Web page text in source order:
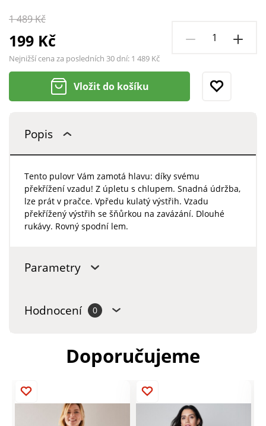
1 489 Kč
199 Kč
Nejnižší cena za posledních 30 dní: 1 489 Kč
Vložit do košíku
Popis
Tento pulovr Vám zamotá hlavu: díky svému
překřížení vzadu! Z úpletu s chlupem. Snadná údržba,
lze prát v pračce. Vpředu kulatý výstřih. Vzadu
překřížený výstřih se šňůrkou na zavázání. Dlouhé
rukávy. Rovný spodní lem.
Parametry
Hodnocení 0
Doporučujeme